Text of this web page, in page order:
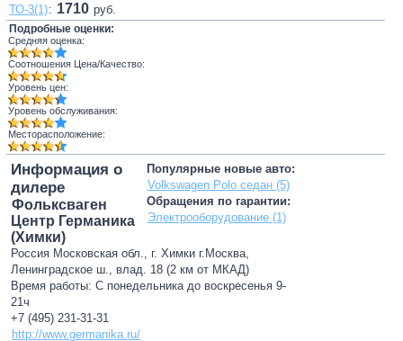
ТО-3(1): 1710 руб.
Подробные оценки:
Средняя оценка:
Соотношения Цена/Качество:
Уровень цен:
Уровень обслуживания:
Месторасположение:
Популярные новые авто:
Volkswagen Polo седан (5)
Обращения по гарантии:
Электрооборудование (1)
Информация о
дилере
Фольксваген
Центр Германика
(Химки)
Россия Московская обл., г. Химки г.Москва,
Ленинградское ш., влад. 18 (2 км от МКАД)
Время работы: С понедельника до воскресенья 9-
21ч
+7 (495) 231-31-31
http://www.germanika.ru/